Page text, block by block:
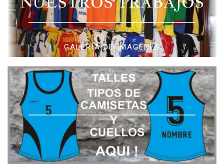
GALERIA DE IMAGENES